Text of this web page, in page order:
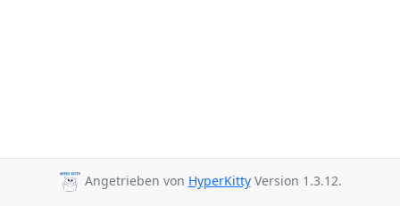
Angetrieben von HyperKittyVersion 1.3.12.